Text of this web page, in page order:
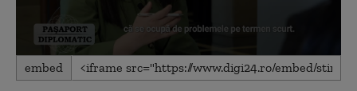
0
seconds
embed